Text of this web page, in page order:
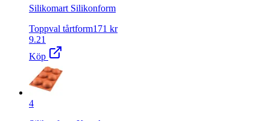
Silikomart Silikonform
Toppval tårtform171 kr
9.21
Köp
4